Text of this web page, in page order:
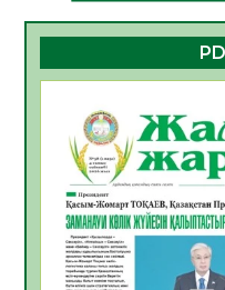
АПВ вакцинасы
06.08.2026
Open Air:
департаменті 20
көрерменнің
06.08.2026
ҚЫЗЫЛОРДАДА
ЖАРҚЫН
МӘЖІЛІС ӨТТІ